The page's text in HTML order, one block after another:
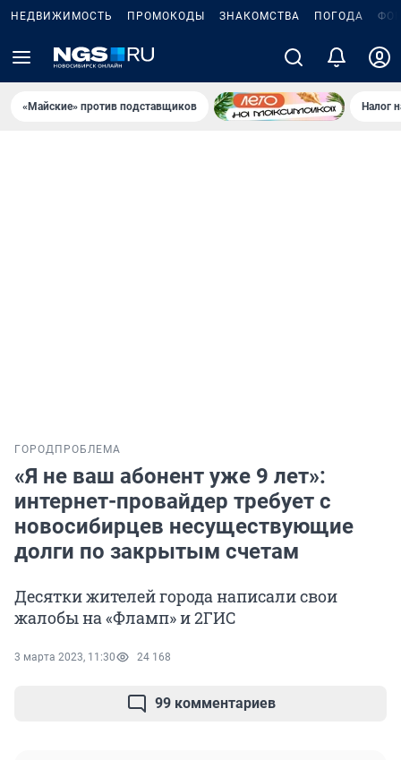
НЕДВИЖИМОСТЬ ПРОМОКОДЫ ЗНАКОМСТВА ПОГОДА
«Майские» против подставщиков Налог
ГОРОД ПРОБЛЕМА
«Я не ваш абонент уже 9 лет»:
интернет-провайдер требует с
новосибирцев несуществующие
долги по закрытым счетам
Десятки жителей города написали свои
жалобы на «Фламп» и 2ГИС
3 марта 2023, 11:30 24 168
99 комментариев